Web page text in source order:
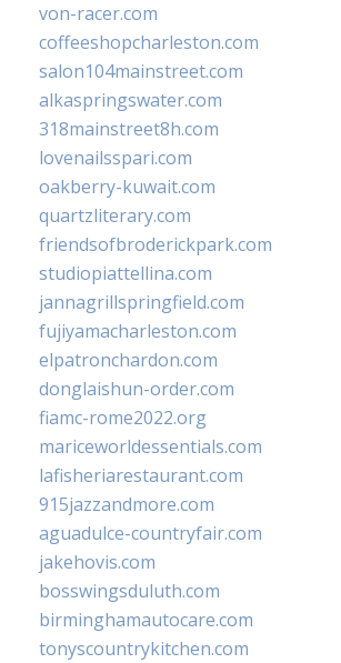
von-racer.com
coffeeshopcharleston.com
salon104mainstreet.com
alkaspringswater.com
318mainstreet8h.com
lovenailsspari.com
oakberry-kuwait.com
quartzliterary.com
friendsofbroderickpark.com
studiopiattellina.com
jannagrillspringfield.com
fujiyamacharleston.com
elpatronchardon.com
donglaishun-order.com
fiamc-rome2022.org
mariceworldessentials.com
lafisheriarestaurant.com
915jazzandmore.com
aguadulce-countryfair.com
jakehovis.com
bosswingsduluth.com
birminghamautocare.com
tonyscountrykitchen.com